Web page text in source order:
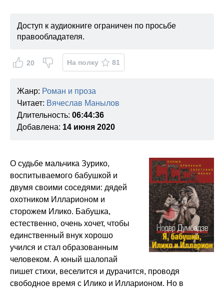
Доступ к аудиокниге ограничен по просьбе
правообладателя.
20 На полку 81
Жанр: Роман и проза
Читает: Вячеслав Манылов
Длительность: 06:44:36
Добавлена: 14 июня 2020
О судьбе мальчика Зурико,
воспитываемого бабушкой и
двумя своими соседями: дядей
охотником Илларионом и
сторожем Илико. Бабушка,
естественно, очень хочет, чтобы
единственный внук хорошо
учился и стал образованным
человеком. А юный шалопай
пишет стихи, веселится и дурачится, проводя
свободное время с Илико и Илларионом. Но в